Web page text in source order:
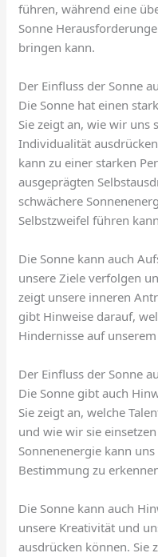
führen, während eine
Sonne
bringen kann.
Der Einfluss der Sonne
Die Sonne hat einen
Sie zeigt an, wie wir uns
Individualität
kann zu einer starken
ausgeprägten
schwächere
Selbstzweifel führen
Die Sonne kann auch
unsere Ziele verfolgen
zeigt unsere inneren
gibt Hinweise darauf,
Hindernisse auf
Der Einfluss der Sonne
Die Sonne gibt auch
Sie zeigt an, welche
und wie wir sie
Sonnenenergie kann
Bestimmung zu
Die Sonne kann auch
unsere Kreativität und
ausdrücken können. Sie